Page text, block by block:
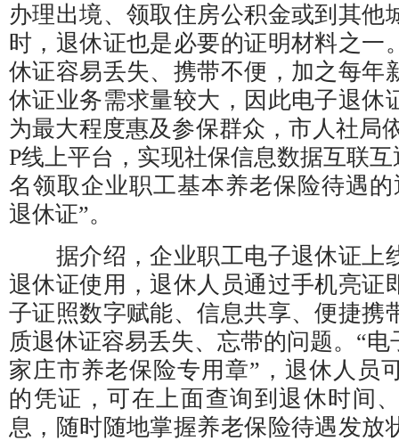
办理出境、领取住房公积金或到其他
时，退休证也是必要的证明材料之一
休证容易丢失、携带不便，加之每年
休证业务需求量较大，因此电子退休
为最大程度惠及参保群众，市人社局
P线上平台，实现社保信息数据互联
名领取企业职工基本养老保险待遇
退休证”。
据介绍，企业职工电子退休证上
退休证使用，退休人员通过手机亮证
子证照数字赋能、信息共享、便捷携
质退休证容易丢失、忘带的问题。“电
家庄市养老保险专用章”，退休人员
的凭证，可在上面查询到退休时间
息，随时随地掌握养老保险待遇发放